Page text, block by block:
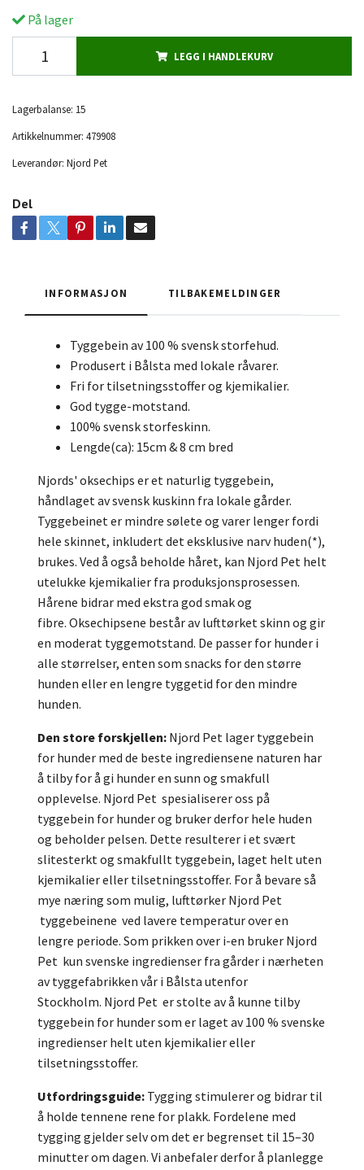
På lager
LEGG I HANDLEKURV
Lagerbalanse: 15
Artikkelnummer: 479908
Leverandør: Njord Pet
Del
INFORMASJON TILBAKEMELDINGER
Tyggebein av 100 % svensk storfehud.
Produsert i Bålsta med lokale råvarer.
Fri for tilsetningsstoffer og kjemikalier.
God tygge-motstand.
100% svensk storfeskinn.
Lengde(ca): 15cm & 8 cm bred
Njords' oksechips er et naturlig tyggebein,
håndlaget av svensk kuskinn fra lokale gårder.
Tyggebeinet er mindre sølete og varer lenger fordi
hele skinnet, inkludert det eksklusive narv huden(*),
brukes. Ved å også beholde håret, kan Njord Pet helt
utelukke kjemikalier fra produksjonsprosessen.
Hårene bidrar med ekstra god smak og
fibre. Oksechipsene består av lufttørket skinn og gir
en moderat tyggemotstand. De passer for hunder i
alle størrelser, enten som snacks for den større
hunden eller en lengre tyggetid for den mindre
hunden.
Den store forskjellen: Njord Pet lager tyggebein
for hunder med de beste ingrediensene naturen har
å tilby for å gi hunder en sunn og smakfull
opplevelse. Njord Pet spesialiserer oss på
tyggebein for hunder og bruker derfor hele huden
og beholder pelsen. Dette resulterer i et svært
slitesterkt og smakfullt tyggebein, laget helt uten
kjemikalier eller tilsetningsstoffer. For å bevare så
mye næring som mulig, lufttørker Njord Pet
tyggebeinene ved lavere temperatur over en
lengre periode. Som prikken over i-en bruker Njord
Pet kun svenske ingredienser fra gårder i nærheten
av tyggefabrikken vår i Bålsta utenfor
Stockholm. Njord Pet er stolte av å kunne tilby
tyggebein for hunder som er laget av 100 % svenske
ingredienser helt uten kjemikalier eller
tilsetningsstoffer.
Utfordringsguide: Tygging stimulerer og bidrar til
å holde tennene rene for plakk. Fordelene med
tygging gjelder selv om det er begrenset til 15–30
minutter om dagen. Vi anbefaler derfor å planlegge